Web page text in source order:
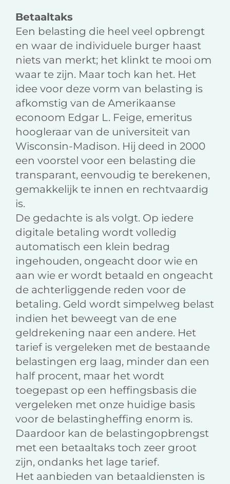
Betaaltaks
Een belasting die heel veel opbrengt
en waar de individuele burger haast
niets van merkt; het klinkt te mooi om
waar te zijn. Maar toch kan het. Het
idee voor deze vorm van belasting is
afkomstig van de Amerikaanse
econoom Edgar L. Feige, emeritus
hoogleraar van de universiteit van
Wisconsin-Madison. Hij deed in 2000
een voorstel voor een belasting die
transparant, eenvoudig te berekenen,
gemakkelijk te innen en rechtvaardig
is.
De gedachte is als volgt. Op iedere
digitale betaling wordt volledig
automatisch een klein bedrag
ingehouden, ongeacht door wie en
aan wie er wordt betaald en ongeacht
de achterliggende reden voor de
betaling. Geld wordt simpelweg belast
indien het beweegt van de ene
geldrekening naar een andere. Het
tarief is vergeleken met de bestaande
belastingen erg laag, minder dan een
half procent, maar het wordt
toegepast op een heffingsbasis die
vergeleken met onze huidige basis
voor de belastingheffing enorm is.
Daardoor kan de belastingopbrengst
met een betaaltaks toch zeer groot
zijn, ondanks het lage tarief.
Het aanbieden van betaaldiensten is